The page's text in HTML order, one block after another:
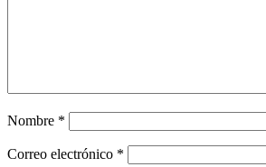
Nombre *
Correo electrónico *